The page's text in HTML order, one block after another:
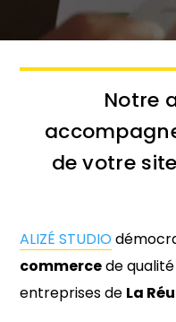
Notre
de votre
ALIZÉ STUDIO
commercede
entreprises de La